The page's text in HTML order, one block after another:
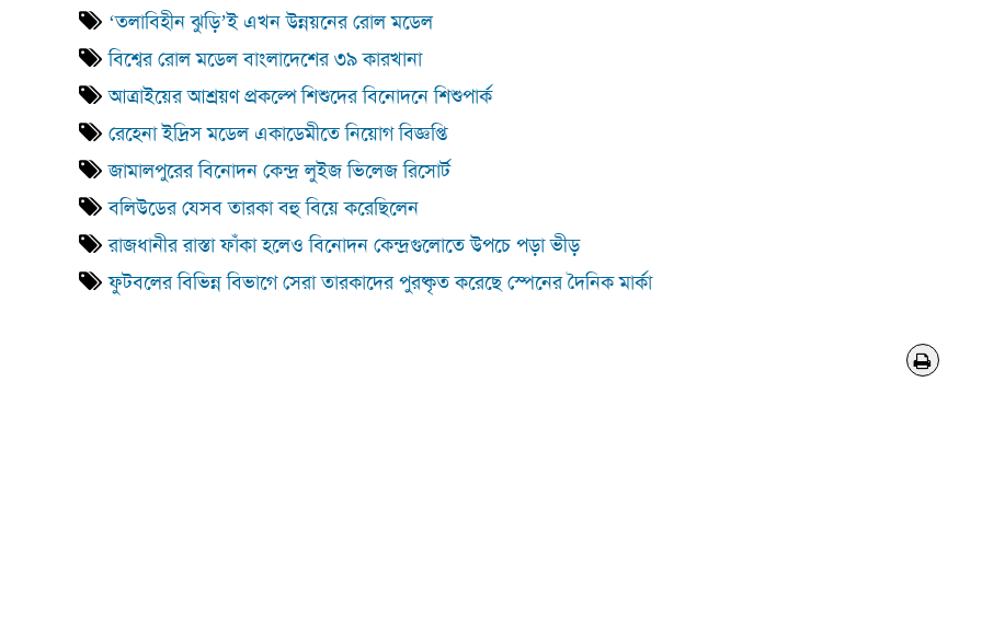
‘তলাবিহীন ঝুড়ি’ই এখন উন্নয়নের রোল মডেল
বিশ্বের রোল মডেল বাংলাদেশের ৩৯ কারখানা
আত্রাইয়ের আশ্রয়ণ প্রকল্পে শিশুদের বিনোদনে শিশুপার্ক
রেহেনা ইদ্রিস মডেল একাডেমীতে নিয়োগ বিজ্ঞপ্তি
জামালপুরের বিনোদন কেন্দ্র লুইজ ভিলেজ রিসোর্ট
বলিউডের যেসব তারকা বহু বিয়ে করেছিলেন
রাজধানীর রাস্তা ফাঁকা হলেও বিনোদন কেন্দ্রগুলোতে উপচে পড়া ভীড়
ফুটবলের বিভিন্ন বিভাগে সেরা তারকাদের পুরষ্কৃত করেছে স্পেনের দৈনিক মার্কা